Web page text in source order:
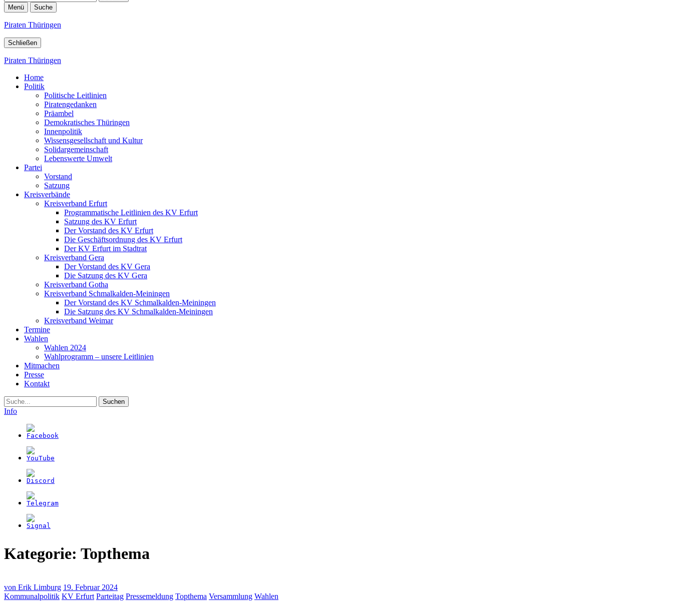
Menü Suche
Piraten Thüringen
Schließen
Piraten Thüringen
Home
Politik
Politische Leitlinien
Piratengedanken
Präambel
Demokratisches Thüringen
Innenpolitik
Wissensgesellschaft und Kultur
Solidargemeinschaft
Lebenswerte Umwelt
Partei
Vorstand
Satzung
Kreisverbände
Kreisverband Erfurt
Programmatische Leitlinien des KV Erfurt
Satzung des KV Erfurt
Der Vorstand des KV Erfurt
Die Geschäftsordnung des KV Erfurt
Der KV Erfurt im Stadtrat
Kreisverband Gera
Der Vorstand des KV Gera
Die Satzung des KV Gera
Kreisverband Gotha
Kreisverband Schmalkalden-Meiningen
Der Vorstand des KV Schmalkalden-Meiningen
Die Satzung des KV Schmalkalden-Meiningen
Kreisverband Weimar
Termine
Wahlen
Wahlen 2024
Wahlprogramm – unsere Leitlinien
Mitmachen
Presse
Kontakt
Suche
Info
Kategorie: Topthema
von Erik Limburg 19. Februar 2024
Kommunalpolitik KV Erfurt Parteitag Pressemeldung Topthema Versammlung Wahlen